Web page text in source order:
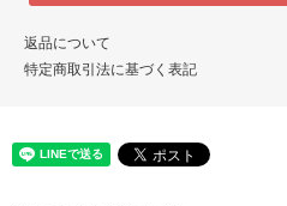
返品について
特定商取引法に基づく表記